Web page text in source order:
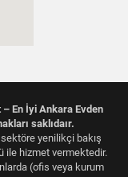
En İyi Ankara Evden
saklıdaır.
yenilikçi bakış
ile hizmet vermektedir.
(ofis veya kurum